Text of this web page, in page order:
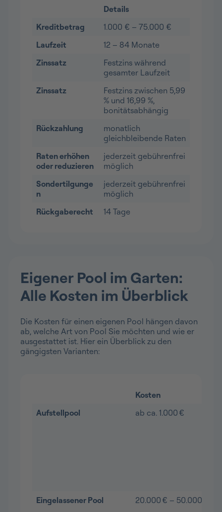
Details
Kreditbetrag
1.000 € – 75.000 €
Laufzeit
12 – 84 Monate
Zinssatz
Festzins während
gesamter Laufzeit
Zinssatz
Festzins zwischen 5,99
% und 16,99 %,
bonitätsabhängig
Rückzahlung
monatlich
gleichbleibende Raten
Raten erhöhen
oder reduzieren
jederzeit gebührenfrei
möglich
Sondertilgunge
n
jederzeit gebührenfrei
möglich
Rückgaberecht
14 Tage
Eigener Pool im Garten:
Alle Kosten im Überblick
Die Kosten für einen eigenen Pool hängen davon
ab, welche Art von Pool Sie möchten und wie er
ausgestattet ist. Hier ein Überblick zu den
gängigsten Varianten:
Kosten
Aufstellpool
ab ca. 1.000 €
Eingelassener Pool 20.000 € – 50.000 €